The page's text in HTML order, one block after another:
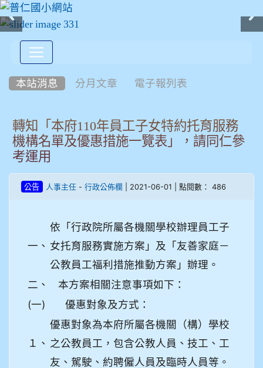
本站消息 分月文章 電子報列表
轉知「本府110年員工子女特約托育服務
機構名單及優惠措施一覽表」，請同仁參
考運用
公告 人事主任- 行政公佈欄 | 2021-06-01 | 點閱數： 486
一、
依「行政院所屬各機關學校辦理員工子
女托育服務實施方案」及「友善家庭－
公教員工福利措施推動方案」辦理。
二、
本方案相關注意事項如下：
(一)
優惠對象及方式：
１、
優惠對象為本府所屬各機關（構）學校
之公教員工，包含公教人員、技工、工
友、駕駛、約聘僱人員及臨時人員等。